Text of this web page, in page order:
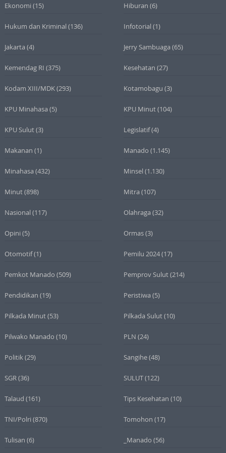
Ekonomi (15) Hiburan (6)
Hukum dan Kriminal (136) Infotorial (1)
Jakarta (4) Jerry Sambuaga (65)
Kemendag RI (375) Kesehatan (27)
Kodam XIII/MDK(293) Kotamobagu (3)
KPU Minahasa (5) KPU Minut(104)
KPU Sulut(3) Legislatif(4)
Makanan (1) Manado (1.145)
Minahasa (432) Minsel (1.130)
Minut(898) Mitra (107)
Nasional (117) Olahraga (32)
Opini (5) Ormas(3)
Otomotif(1) Pemilu 2024(17)
Pemkot Manado (509) Pemprov Sulut(214)
Pendidikan (19) Peristiwa (5)
Pilkada Minut(53) Pilkada Sulut(10)
Pilwako Manado (10) PLN (24)
Politik(29) Sangihe(48)
SGR(36) SULUT(122)
Talaud (161) Tips Kesehatan (10)
TNI/Polri (870) Tomohon (17)
Tulisan (6) _Manado (56)